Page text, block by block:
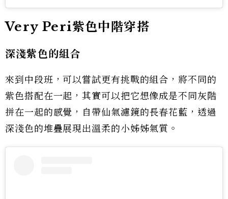
Very Peri紫色中階穿搭
深淺紫色的組合
來到中段班，可以嘗試更有挑戰的組合，將不同的
紫色搭配在一起，其實可以把它想像成是不同灰階
拼在一起的感覺，自帶仙氣濾鏡的長春花藍，透過
深淺色的堆疊展現出溫柔的小姊姊氣質。